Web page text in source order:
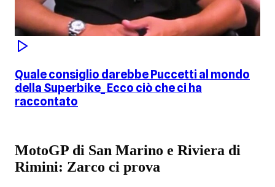
Quale consiglio darebbe Puccetti al mondo
della Superbike_ Ecco ciò che ci ha
raccontato
MotoGP di San Marino e Riviera di
Rimini: Zarco ci prova